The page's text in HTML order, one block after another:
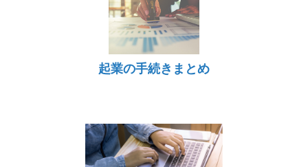
起業の手続きまとめ